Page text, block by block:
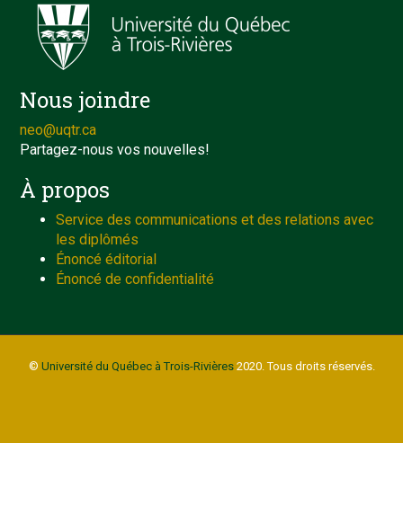
Nous joindre
neo@uqtr.ca
Partagez-nous vos nouvelles!
À propos
Service des communications et des relations avec
les diplômés
Énoncé éditorial
Énoncé de confidentialité
© Université du Québec à Trois-Rivières2020. Tous droits réservés.